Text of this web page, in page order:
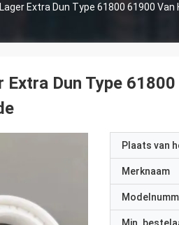
Extra Dun Type 61800 61900
Extra Dun Type
Plaats van
Merknaam